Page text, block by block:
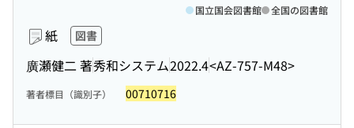
紙 図書
廣瀬健二 著秀和システム2022.4<AZ-757-M48>
国立国会図書館 全国の図書館
著者標目（識別子） 00710716